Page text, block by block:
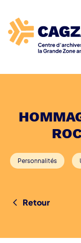
Personnalités
Retour